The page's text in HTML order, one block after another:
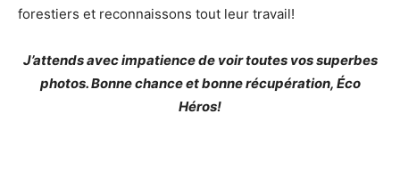
forestiers et reconnaissons tout leur travail!
J’attends avec impatience de voir toutes vos superbes
photos. Bonne chance et bonne récupération, Éco
Héros!